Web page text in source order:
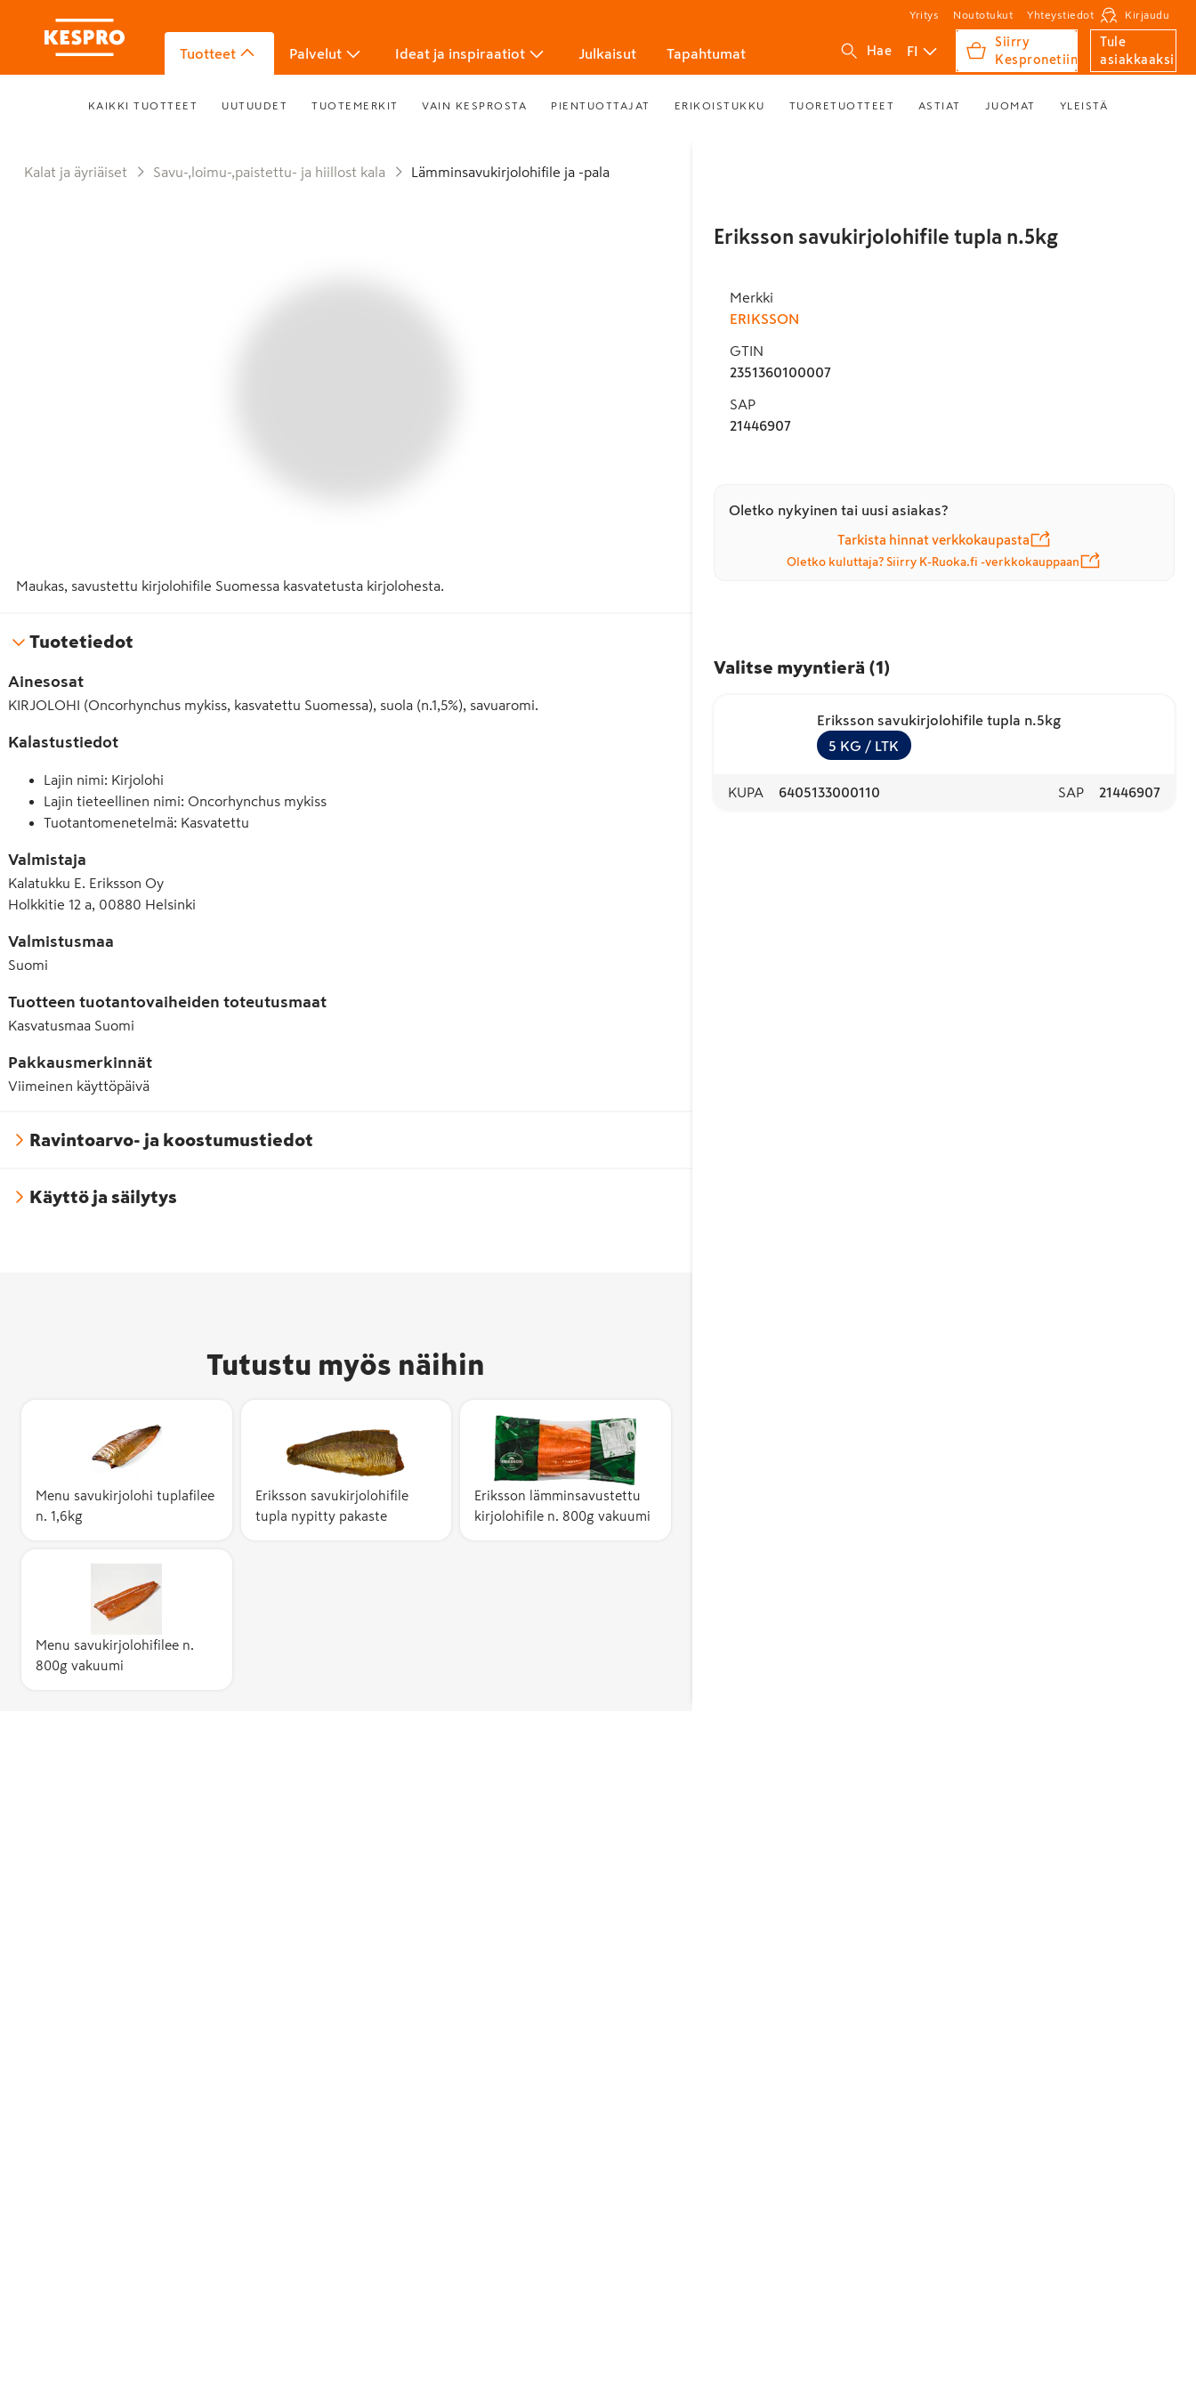
Yritys Noutotukut Yhteystiedot Kirjaudu
Tuotteet Palvelut Ideat ja inspiraatiot Julkaisut Tapahtumat Hae FI
Siirry
Kespronetiin
Tule
asiakkaaksi
KAIKKI TUOTTEET UUTUUDET TUOTEMERKIT VAIN KESPROSTA PIENTUOTTAJAT ERIKOISTUKKU TUORETUOTTEET ASTIAT JUOMAT YLEISTÄ
Kalat ja äyriäiset Savu-,loimu-,paistettu- ja hiillost kala Lämminsavukirjolohifile ja -pala
Maukas, savustettu kirjolohifile Suomessa kasvatetusta kirjolohesta.
Tuotetiedot
Ainesosat
KIRJOLOHI (Oncorhynchus mykiss, kasvatettu Suomessa), suola (n.1,5%), savuaromi.
Kalastustiedot
Lajin nimi: Kirjolohi
Lajin tieteellinen nimi: Oncorhynchus mykiss
Tuotantomenetelmä: Kasvatettu
Valmistaja
Kalatukku E. Eriksson Oy
Holkkitie 12 a, 00880 Helsinki
Valmistusmaa
Suomi
Tuotteen tuotantovaiheiden toteutusmaat
Kasvatusmaa Suomi
Pakkausmerkinnät
Viimeinen käyttöpäivä
Ravintoarvo- ja koostumustiedot
Käyttö ja säilytys
Tutustu myös näihin
Menu savukirjolohi tuplafilee
n. 1,6kg
Eriksson savukirjolohifile
tupla nypitty pakaste
Eriksson lämminsavustettu
kirjolohifile n. 800g vakuumi
Menu savukirjolohifilee n.
800g vakuumi
Eriksson savukirjolohifile tupla n.5kg
Merkki
ERIKSSON
GTIN
2351360100007
SAP
21446907
Oletko nykyinen tai uusi asiakas?
Tarkista hinnat verkkokaupasta
Oletko kuluttaja? Siirry K-Ruoka.fi -verkkokauppaan
Valitse myyntierä (1 )
Eriksson savukirjolohifile tupla n.5kg
5 KG / LTK
KUPA 6405133000110 SAP 21446907